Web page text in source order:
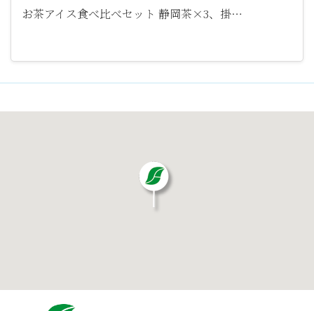
お茶アイス食べ比べセット 静岡茶×3、掛…